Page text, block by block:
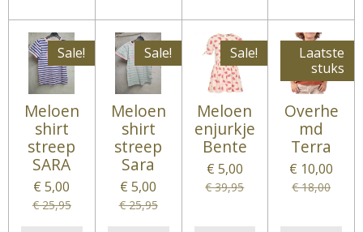
Sale!
Meloen
shirt
streep
SARA
€ 5,00
€ 25,95
Sale!
Meloen
shirt
streep
Sara
€ 5,00
€ 25,95
Sale!
Meloen
enjurkje
Bente
€ 5,00
€ 39,95
Laatste
stuks
Overhe
md
Terra
€ 10,00
€ 18,00